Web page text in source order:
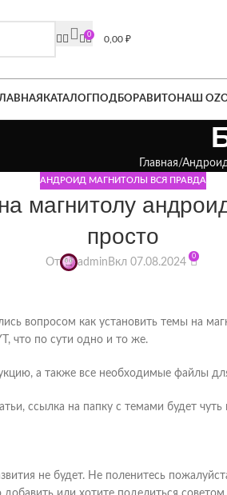
0 0,00 ₽
КАТАЛОГ ПОДБОРАВИТО НАШ
Главная
АНДРОИД МАГНИТОЛЫ ВСЯ ПРАВДА
магнитолу
просто
От admin Вкл 07.08.2024 0
вопросом как установить темы на
что по сути одно и то же.
а также все необходимые файлы для
ссылка на папку с темами будет чуть
не будет. Не поленитесь
Премиум лицензия в подарок.